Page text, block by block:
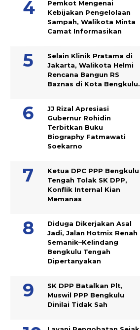
Pemkot Mengenai
Kebijakan Pengelolaan
Sampah, Walikota Minta
Camat Informasikan
Selain Klinik Pratama di
Jakarta, Walikota Helmi
Rencana Bangun RS
Baznas di Kota Bengkulu.
JJ Rizal Apresiasi
Gubernur Rohidin
Terbitkan Buku
Biography Fatmawati
Soekarno
Ketua DPC PPP Bengkulu
Tengah Tolak SK DPP,
Konflik Internal Kian
Memanas
Diduga Dikerjakan Asal
Jadi, Jalan Hotmix Renah
Semanik–Kelindang
Bengkulu Tengah
Dipertanyakan
SK DPP Batalkan Plt,
Muswil PPP Bengkulu
Dinilai Tidak Sah